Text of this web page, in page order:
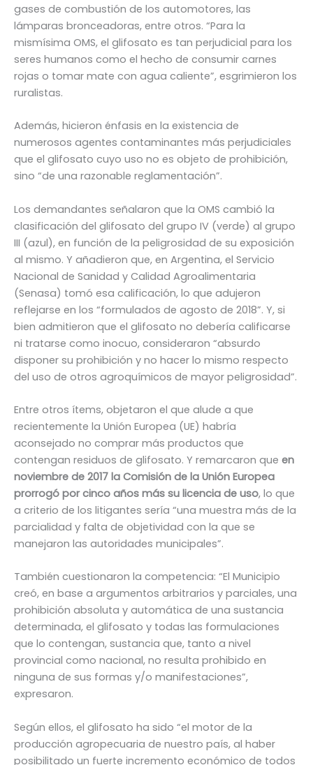
gases de combustión de los automotores, las
lámparas bronceadoras, entre otros. “Para la
mismísima OMS, el glifosato es tan perjudicial para los
seres humanos como el hecho de consumir carnes
rojas o tomar mate con agua caliente”, esgrimieron los
ruralistas.
Además, hicieron énfasis en la existencia de
numerosos agentes contaminantes más perjudiciales
que el glifosato cuyo uso no es objeto de prohibición,
sino “de una razonable reglamentación”.
Los demandantes señalaron que la OMS cambió la
clasificación del glifosato del grupo IV (verde) al grupo
III (azul), en función de la peligrosidad de su exposición
al mismo. Y añadieron que, en Argentina, el Servicio
Nacional de Sanidad y Calidad Agroalimentaria
(Senasa) tomó esa calificación, lo que adujeron
reflejarse en los “formulados de agosto de 2018”. Y, si
bien admitieron que el glifosato no debería calificarse
ni tratarse como inocuo, consideraron “absurdo
disponer su prohibición y no hacer lo mismo respecto
del uso de otros agroquímicos de mayor peligrosidad”.
Entre otros ítems, objetaron el que alude a que
recientemente la Unión Europea (UE) habría
aconsejado no comprar más productos que
contengan residuos de glifosato. Y remarcaron que en
noviembre de 2017 la Comisión de la Unión Europea
prorrogó por cinco años más su licencia de uso, lo que
a criterio de los litigantes sería “una muestra más de la
parcialidad y falta de objetividad con la que se
manejaron las autoridades municipales”.
También cuestionaron la competencia: “El Municipio
creó, en base a argumentos arbitrarios y parciales, una
prohibición absoluta y automática de una sustancia
determinada, el glifosato y todas las formulaciones
que lo contengan, sustancia que, tanto a nivel
provincial como nacional, no resulta prohibido en
ninguna de sus formas y/o manifestaciones”,
expresaron.
Según ellos, el glifosato ha sido “el motor de la
producción agropecuaria de nuestro país, al haber
posibilitado un fuerte incremento económico de todos